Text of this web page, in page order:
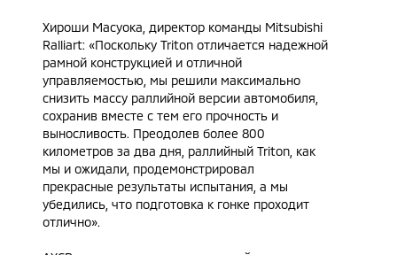
Хироши Масуока, директор команды Mitsubishi
Ralliart: «Поскольку Triton отличается надежной
рамной конструкцией и отличной
управляемостью, мы решили максимально
снизить массу раллийной версии автомобиля,
сохранив вместе с тем его прочность и
выносливость. Преодолев более 800
километров за два дня, раллийный Triton, как
мы и ожидали, продемонстрировал
прекрасные результаты испытания, а мы
убедились, что подготовка к гонке проходит
отлично».